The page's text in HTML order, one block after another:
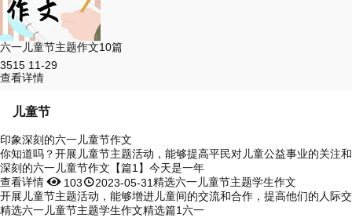
六一儿童节主题作文10篇
3515 11-29
查看详情
儿童节
印象深刻的六一儿童节作文
你知道吗？开展儿童节主题活动，能够提高平民对儿童公益事业的关注
深刻的六一儿童节作文【篇1】今天是一年
查看详情 1032023-05-31精选六一儿童节主题学生作文
开展儿童节主题活动，能够增进儿童间的交流和合作，提高他们的人际
精选六一儿童节主题学生作文精选篇1六一